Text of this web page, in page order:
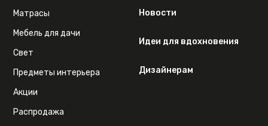
Матрасы
Мебель для дачи
Свет
Предметы интерьера
Акции
Распродажа
Новости
Идеи для вдохновения
Дизайнерам